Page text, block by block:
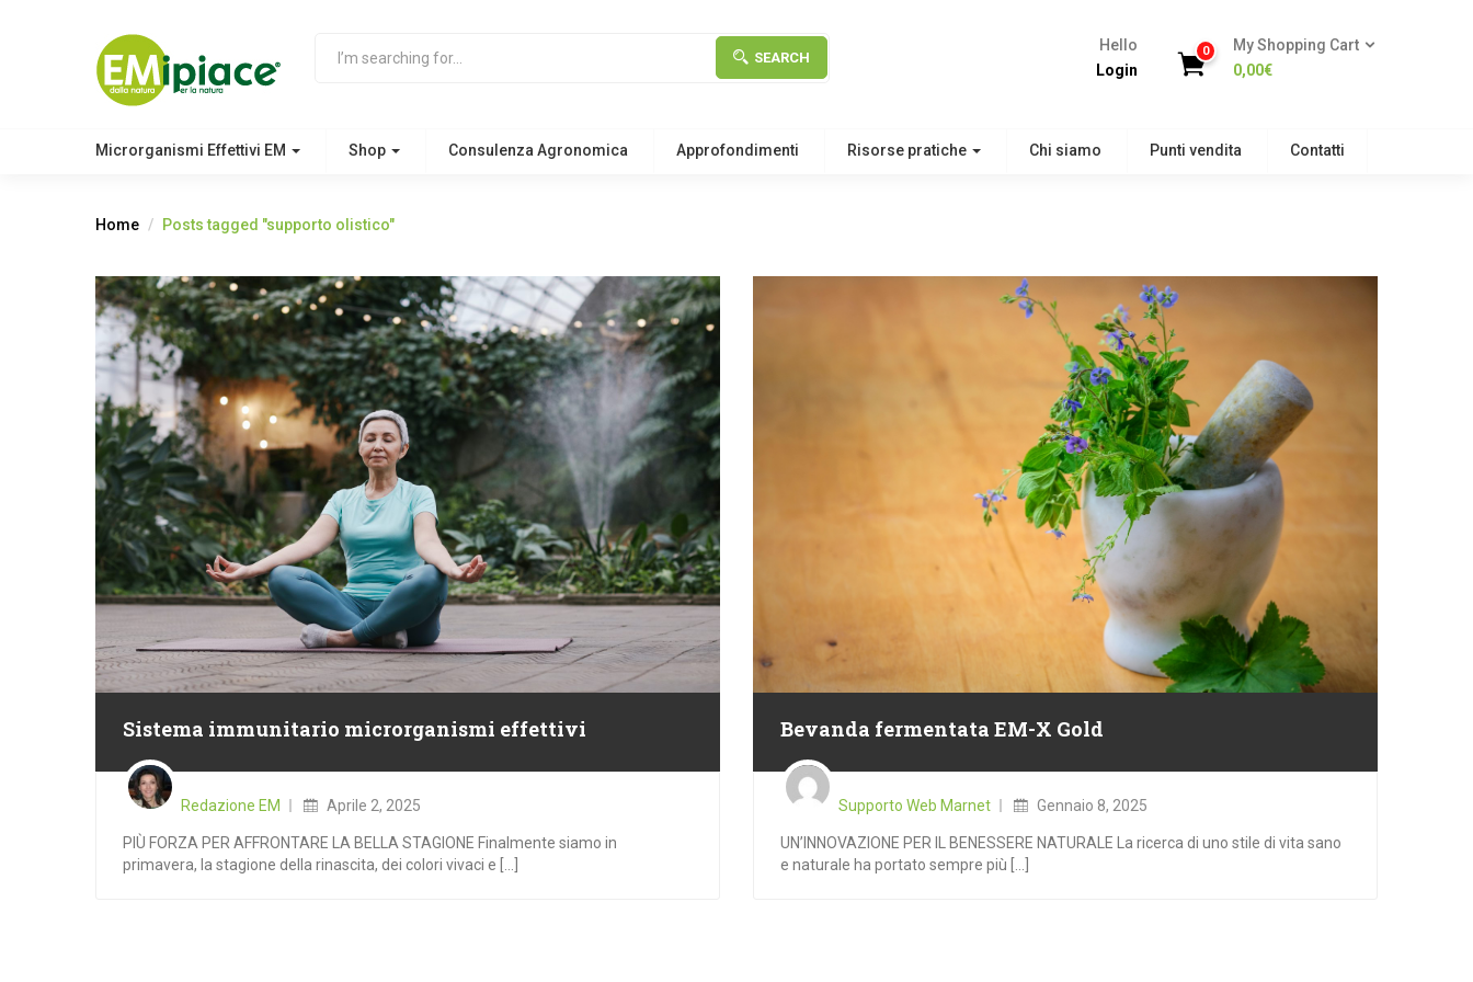
SEARCH
Hello
Login
0
My Shopping Cart
0,00€
Microrganismi Effettivi EM Shop Consulenza Agronomica Approfondimenti Risorse pratiche Chi siamo Punti vendita Contatti
Home Posts tagged "supporto olistico"
Sistema immunitario microrganismi effettivi
Redazione EM
Posted
Aprile 2, 2025
PIÙ FORZA PER AFFRONTARE LA BELLA STAGIONE Finalmente siamo in
primavera, la stagione della rinascita, dei colori vivaci e [...]
Bevanda fermentata EM-X Gold
Supporto Web Marnet
Posted
on
Gennaio 8, 2025
UN’INNOVAZIONE PER IL BENESSERE NATURALE La ricerca di uno stile di vita sano
e naturale ha portato sempre più [...]